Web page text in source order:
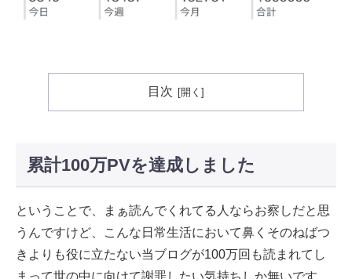
目次
累計100万PVを達成しました
ということで、まぁ読んでくれてる人ならお察しだと思
うんですけど、こんな日常生活において鼻くそのねばつ
きよりも役に立たない当ブログが100万回も読まれてし
まって世の中に向けて謝罪したい気持ちしか無いです